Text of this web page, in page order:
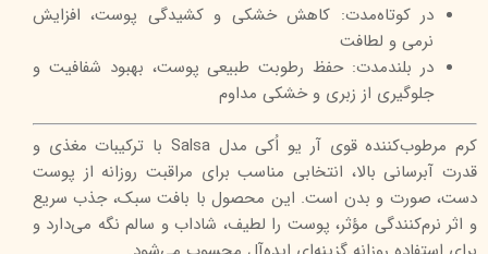
در کوتاه‌مدت: کاهش خشکی و کشیدگی پوست، افزایش
نرمی و لطافت
در بلندمدت: حفظ رطوبت طبیعی پوست، بهبود شفافیت و
جلوگیری از زبری و خشکی مداوم
کرم مرطوب‌کننده قوی آر یو اُکی مدل Salsa با ترکیبات مغذی و
قدرت آبرسانی بالا، انتخابی مناسب برای مراقبت روزانه از پوست
دست، صورت و بدن است. این محصول با بافت سبک، جذب سریع
و اثر نرم‌کنندگی مؤثر، پوست را لطیف، شاداب و سالم نگه می‌دارد و